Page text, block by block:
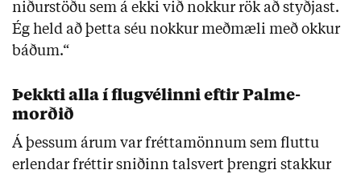
niðurstöðu sem á ekki við nokkur rök að styðjast.
Ég held að þetta séu nokkur meðmæli með okkur
báðum.“
Þekkti alla í flugvélinni eftir Palme-
morðið
Á þessum árum var fréttamönnum sem fluttu
erlendar fréttir sniðinn talsvert þrengri stakkur